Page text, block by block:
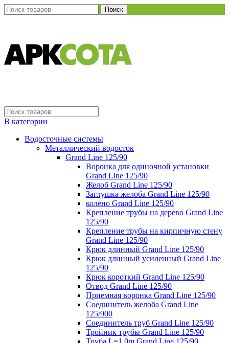
Поиск
В категории
Водосточные системы
Металлический водосток
Grand Line 125/90
Воронка для одиночной установки
Grand Line 125/90
Желоб Grand Line 125/90
Заглушка желоба Grand Line 125/90
колено Grand Line 125/90
Крепление трубы на дерево Grand Line
125/90
Крепление трубы на кирпичную стену
Grand Line 125/90
Крюк длинный Grand Line 125/90
Крюк длинный усиленный Grand Line
125/90
Крюк короткий Grand Line 125/90
Отвод Grand Line 125/90
Приемная воронка Grand Line 125/90
Соединитель желоба Grand Line
125/900
Соединитель труб Grand Line 125/90
Тройник трубы Grand Line 125/90
Труба L=1.0m Grand Line 125/90